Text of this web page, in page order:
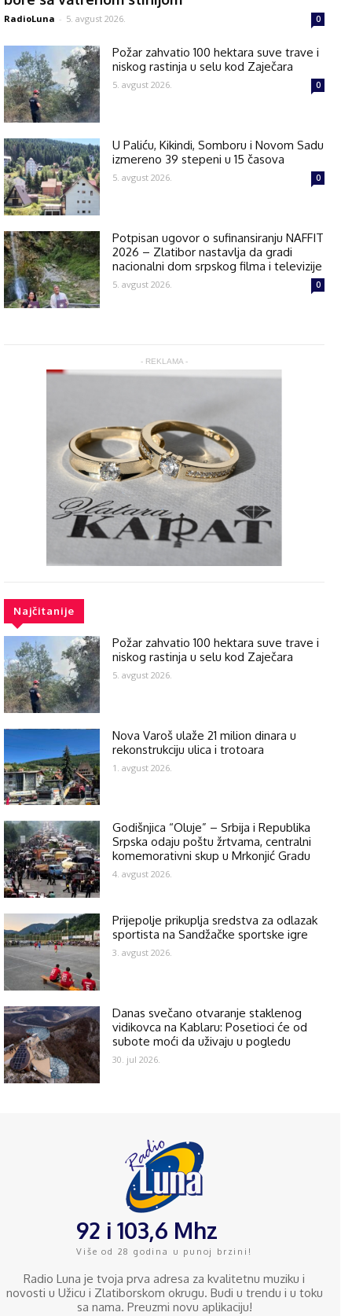
RadioLuna - 5. avgust 2026. 0
Požar zahvatio 100 hektara suve trave i
niskog rastinja u selu kod Zaječara
5. avgust 2026. 0
U Paliću, Kikindi, Somboru i Novom Sadu
izmereno 39 stepeni u 15 časova
5. avgust 2026. 0
Potpisan ugovor o sufinansiranju NAFFIT
2026 – Zlatibor nastavlja da gradi
nacionalni dom srpskog filma i televizije
5. avgust 2026. 0
- REKLAMA -
Najčitanije
Požar zahvatio 100 hektara suve trave i
niskog rastinja u selu kod Zaječara
5. avgust 2026.
Nova Varoš ulaže 21 milion dinara u
rekonstrukciju ulica i trotoara
1. avgust 2026.
Godišnjica “Oluje” – Srbija i Republika
Srpska odaju poštu žrtvama, centralni
komemorativni skup u Mrkonjić Gradu
4. avgust 2026.
Prijepolje prikuplja sredstva za odlazak
sportista na Sandžačke sportske igre
3. avgust 2026.
Danas svečano otvaranje staklenog
vidikovca na Kablaru: Posetioci će od
subote moći da uživaju u pogledu
30. jul 2026.
92 i 103,6 Mhz
Više od 28 godina u punoj brzini!
Radio Luna je tvoja prva adresa za kvalitetnu muziku i
novosti u Užicu i Zlatiborskom okrugu. Budi u trendu i u toku
sa nama. Preuzmi novu aplikaciju!